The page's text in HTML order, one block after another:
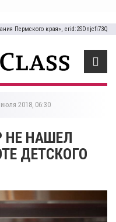
Пермского края», erid:2SDnjcfi73Q
2018, 06:30
НЕ НАШЕЛ
ДЕТСКОГО